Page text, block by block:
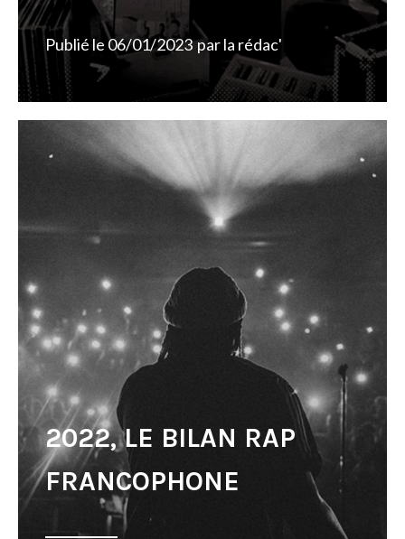
Publié le 06/01/2023 parla rédac'
2022, LE BILAN RAP
FRANCOPHONE